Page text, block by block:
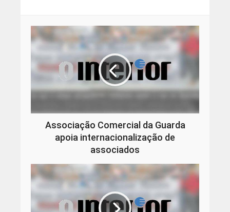
Associação Comercial da Guarda
apoia internacionalização de
associados